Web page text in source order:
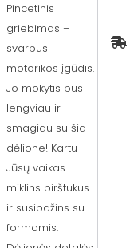
Pincetinis
griebimas –
svarbus
motorikos įgūdis.
Jo mokytis bus
lengviau ir
smagiau su šia
dėlione! Kartu
Jūsų vaikas
miklins pirštukus
ir susipažins su
formomis.